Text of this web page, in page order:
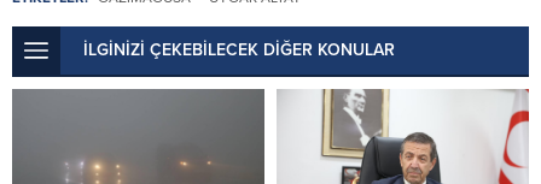
İLGİNİZİ ÇEKEBİLECEK DİĞER KONULAR